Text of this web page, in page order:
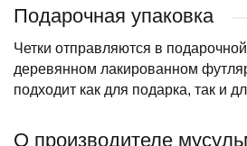
Подарочная упаковка
Четки отправляются в
деревянном лакированном
подходит как для подарка, так и
О производителе